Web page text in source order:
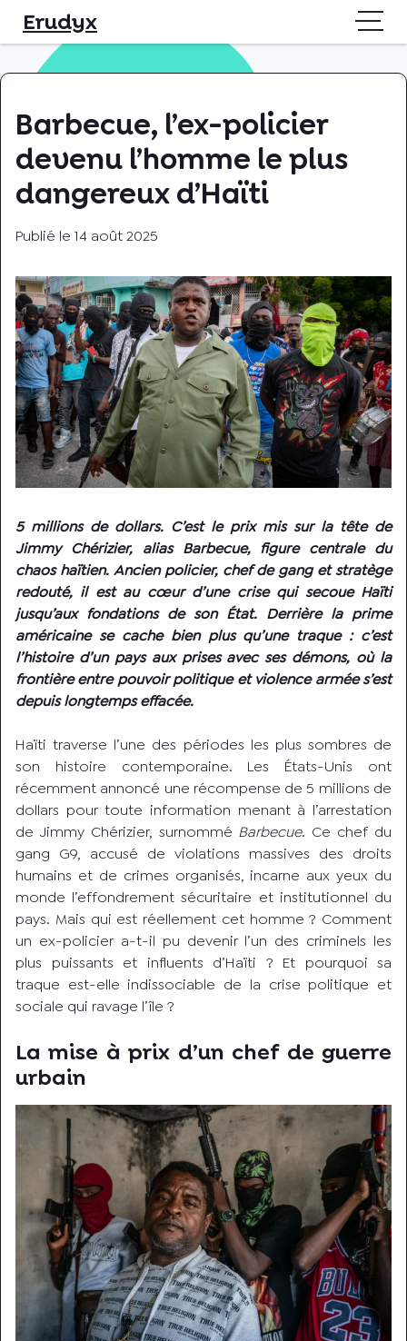
content
Erudyx
Barbecue, l’ex-policier
devenu l’homme le plus
dangereux d’Haïti
Publié le 14 août 2025
5 millions de dollars. C’est le prix mis sur la tête de
Jimmy Chérizier, alias Barbecue, figure centrale du
chaos haïtien. Ancien policier, chef de gang et stratège
redouté, il est au cœur d’une crise qui secoue Haïti
jusqu’aux fondations de son État. Derrière la prime
américaine se cache bien plus qu’une traque : c’est
l’histoire d’un pays aux prises avec ses démons, où la
frontière entre pouvoir politique et violence armée s’est
depuis longtemps effacée.
Haïti traverse l’une des périodes les plus sombres de
son histoire contemporaine. Les États-Unis ont
récemment annoncé une récompense de 5 millions de
dollars pour toute information menant à l’arrestation
de Jimmy Chérizier, surnommé Barbecue. Ce chef du
gang G9, accusé de violations massives des droits
humains et de crimes organisés, incarne aux yeux du
monde l’effondrement sécuritaire et institutionnel du
pays. Mais qui est réellement cet homme ? Comment
un ex-policier a-t-il pu devenir l’un des criminels les
plus puissants et influents d’Haïti ? Et pourquoi sa
traque est-elle indissociable de la crise politique et
sociale qui ravage l’île ?
La mise à prix d’un chef de guerre
urbain